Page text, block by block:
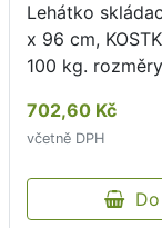
Lehátko
x 96 cm,
100 kg.
konstrukce,
doplňky barva:
kostka.
702,60 Kč
včetně DPH
Do